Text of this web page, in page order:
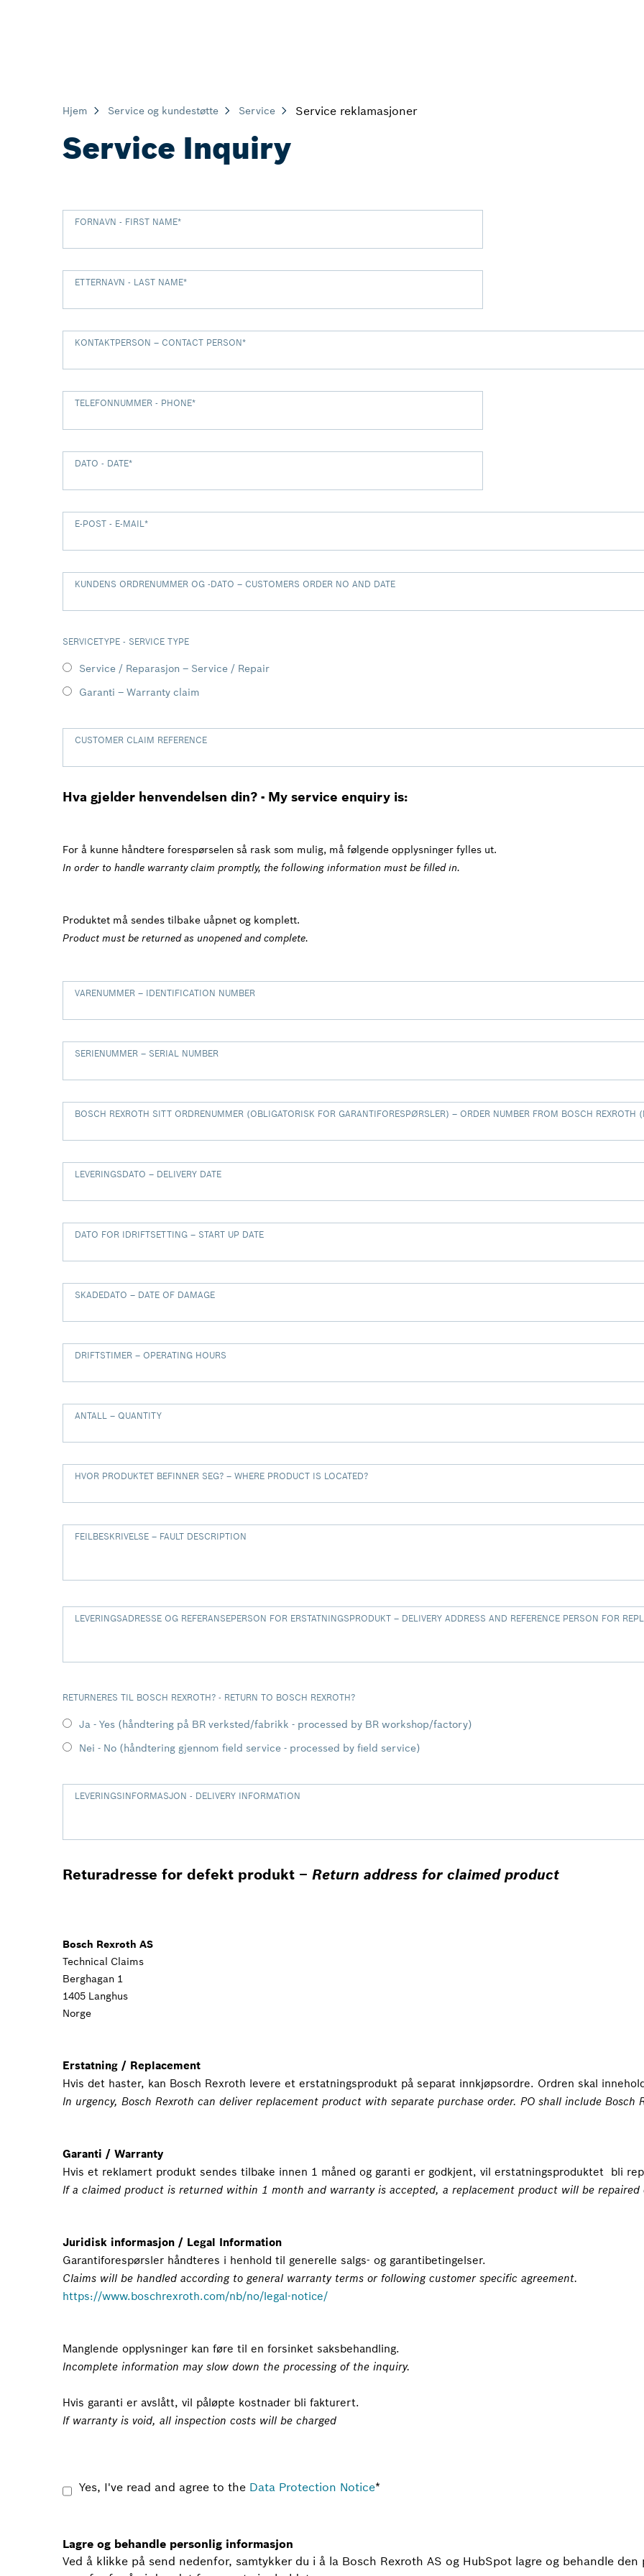
Hjem Service og kundestøtte Service Service reklamasjoner
Service Inquiry
FORNAVN - FIRST NAME*
ETTERNAVN - LAST NAME*
KONTAKTPERSON – CONTACT PERSON*
TELEFONNUMMER - PHONE*
DATO - DATE*
E-POST - E-MAIL*
KUNDENS ORDRENUMMER OG -DATO – CUSTOMERS ORDER NO AND DATE
SERVICETYPE - SERVICE TYPE
Service / Reparasjon – Service / Repair
Garanti – Warranty claim
CUSTOMER CLAIM REFERENCE
Hva gjelder henvendelsen din? - My service enquiry is:
For å kunne håndtere forespørselen så rask som mulig, må følgende opplysninger fylles ut.
In order to handle warranty claim promptly, the following information must be filled in.
Produktet må sendes tilbake uåpnet og komplett.
Product must be returned as unopened and complete.
VARENUMMER – IDENTIFICATION NUMBER
SERIENUMMER – SERIAL NUMBER
BOSCH REXROTH SITT ORDRENUMMER (OBLIGATORISK FOR GARANTIFORESPØRSLER) – ORDER NUMBER FROM BOSCH REXROTH
LEVERINGSDATO – DELIVERY DATE
DATO FOR IDRIFTSETTING – START UP DATE
SKADEDATO – DATE OF DAMAGE
DRIFTSTIMER – OPERATING HOURS
ANTALL – QUANTITY
HVOR PRODUKTET BEFINNER SEG? – WHERE PRODUCT IS LOCATED?
FEILBESKRIVELSE – FAULT DESCRIPTION
LEVERINGSADRESSE OG REFERANSEPERSON FOR ERSTATNINGSPRODUKT – DELIVERY ADDRESS AND REFERENCE PERSON FOR
RETURNERES TIL BOSCH REXROTH? - RETURN TO BOSCH REXROTH?
Ja - Yes (håndtering på BR verksted/fabrikk - processed by BR workshop/factory)
Nei - No (håndtering gjennom field service - processed by field service)
LEVERINGSINFORMASJON - DELIVERY INFORMATION
Returadresse for defekt produkt – Return address for claimed product
Bosch Rexroth AS
Technical Claims
Berghagan 1
1405 Langhus
Norge
Erstatning / Replacement
Hvis det haster, kan Bosch Rexroth levere et erstatningsprodukt på separat innkjøpsordre. Ordren skal
In urgency, Bosch Rexroth can deliver replacement product with separate purchase order. PO shall include Bosch
Garanti / Warranty
Hvis et reklamert produkt sendes tilbake innen 1 måned og garanti er godkjent, vil erstatningsproduktet bli
If a claimed product is returned within 1 month and warranty is accepted, a replacement product will be repaired
Juridisk informasjon / Legal Information
Garantiforespørsler håndteres i henhold til generelle salgs- og garantibetingelser.
Claims will be handled according to general warranty terms or following customer specific agreement.
https://www.boschrexroth.com/nb/no/legal-notice/
Manglende opplysninger kan føre til en forsinket saksbehandling.
Incomplete information may slow down the processing of the inquiry.
Hvis garanti er avslått, vil påløpte kostnader bli fakturert.
If warranty is void, all inspection costs will be charged
Yes, I've read and agree to the Data Protection Notice*
Lagre og behandle personlig informasjon
Ved å klikke på send nedenfor, samtykker du i å la Bosch Rexroth AS og HubSpot lagre og behandle